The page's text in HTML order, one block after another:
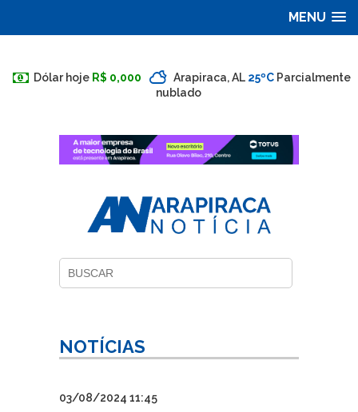
MENU
Dólar hoje R$ 0,000 Arapiraca, AL 25ºC Parcialmente
nublado
NOTÍCIAS
03/08/2024 11:45